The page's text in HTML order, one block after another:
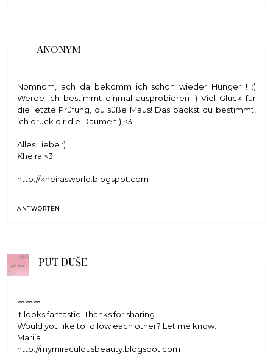
Anonym
Nomnom, ach da bekomm ich schon wieder Hunger ! :)
Werde ich bestimmt einmal ausprobieren :) Viel Glück für
die letzte Prüfung, du süße Maus! Das packst du bestimmt,
ich drück dir die Daumen:) <3
Alles Liebe :)
Kheira <3
http://kheirasworld.blogspot.com
ANTWORTEN
PUT DUŠE
mmm
It looks fantastic. Thanks for sharing.
Would you like to follow each other? Let me know.
Marija
http://mymiraculousbeauty.blogspot.com